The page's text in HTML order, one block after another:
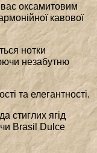
оксамитовим
кавової
нотки
незабутню
та елегантності.
стиглих ягід
Brasil Dulce